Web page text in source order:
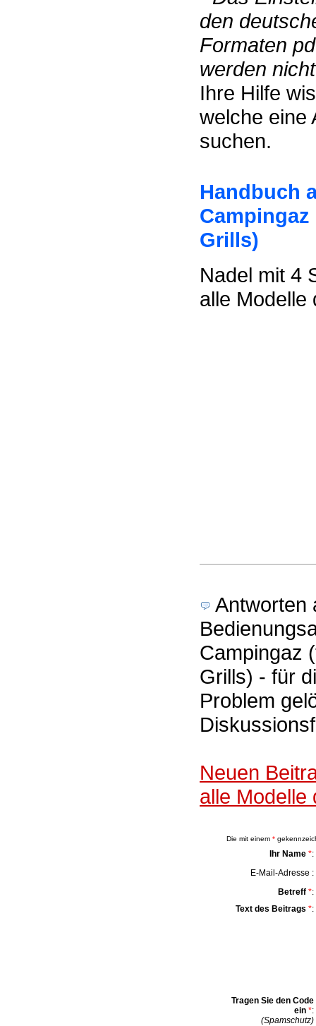
den
Formaten
werden
Ihre Hilfe
welche eine
suchen.
Handbuch
Grills)
Nadel mit 4
alle Modelle
Antworten
Campingaz
Grills) - für
Problem
Neuen
alle Modelle
Die mit einem *
Ihr Name *:
E-Mail-Adresse :
Betreff *:
Text des Beitrags *:
Tragen Sie den Code
ein *:
(Spamschutz)